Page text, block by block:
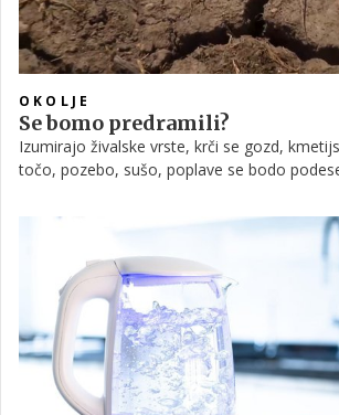
OKOLJE
Se bomo predramili?
Izumirajo živalske vrste, krči se gozd,
točo, pozebo, sušo, poplave se bodo
nas sploh čaka?